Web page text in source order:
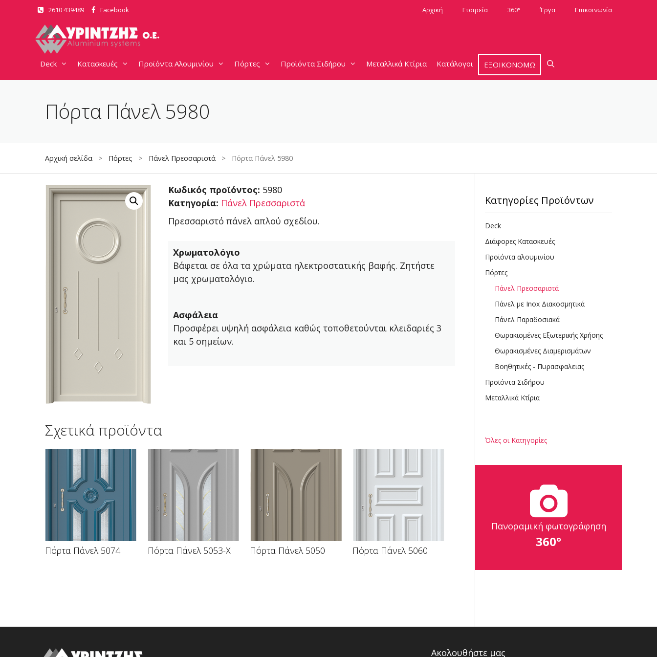
Μετάβαση
περιεχόμενο
2610 439489 Facebook Αρχική Εταιρεία 360° Έργα Επικοινωνία
Deck Κατασκευές Προϊόντα Αλουμινίου Πόρτες Προϊόντα Σιδήρου Μεταλλικά Κτίρια Κατάλογοι ΕΞΟΙΚΟΝΟΜΩ
Πόρτα Πάνελ 5980
Αρχική σελίδα > Πόρτες > Πάνελ Πρεσσαριστά > Πόρτα Πάνελ 5980
Κωδικός προϊόντος: 5980
Κατηγορία: Πάνελ Πρεσσαριστά
Πρεσσαριστό πάνελ απλού σχεδίου.
Χρωματολόγιο
Βάφεται σε όλα τα χρώματα ηλεκτροστατικής βαφής. Ζητήστε
μας χρωματολόγιο.
Ασφάλεια
Προσφέρει υψηλή ασφάλεια καθώς τοποθετούνται κλειδαριές 3
και 5 σημείων.
Σχετικά προϊόντα
Πόρτα Πάνελ 5074 Πόρτα Πάνελ 5053-X Πόρτα Πάνελ 5050 Πόρτα Πάνελ 5060
Κατηγορίες Προϊόντων
Deck
Διάφορες Κατασκευές
Προϊόντα αλουμινίου
Πόρτες
Πάνελ Πρεσσαριστά
Πάνελ με Inox Διακοσμητικά
Πάνελ Παραδοσιακά
Θωρακισμένες Εξωτερικής Χρήσης
Θωρακισμένες Διαμερισμάτων
Βοηθητικές - Πυρασφαλειας
Προϊόντα Σιδήρου
Μεταλλικά Κτίρια
Όλες οι Κατηγορίες
Πανοραμική φωτογράφηση
360°
Ακολουθήστε μας